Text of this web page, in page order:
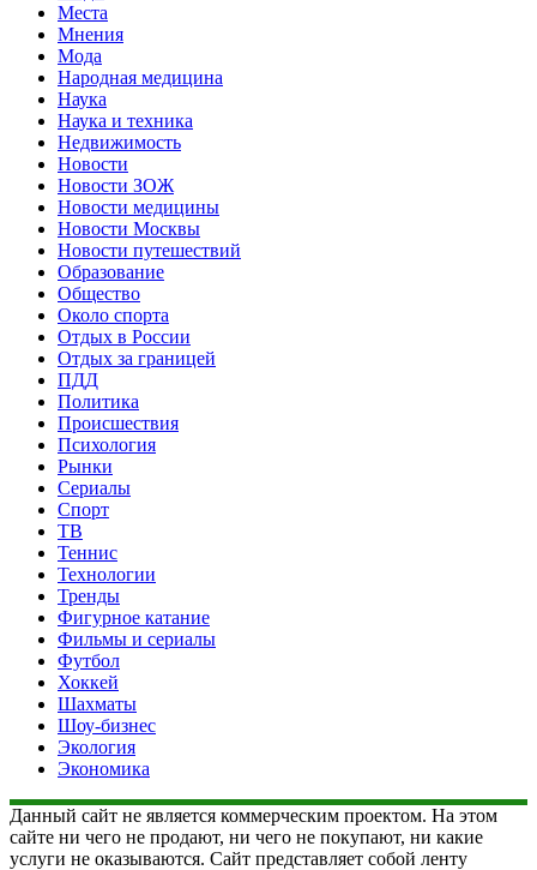
Места
Мнения
Мода
Народная медицина
Наука
Наука и техника
Недвижимость
Новости
Новости ЗОЖ
Новости медицины
Новости Москвы
Новости путешествий
Образование
Общество
Около спорта
Отдых в России
Отдых за границей
ПДД
Политика
Происшествия
Психология
Рынки
Сериалы
Спорт
ТВ
Теннис
Технологии
Тренды
Фигурное катание
Фильмы и сериалы
Футбол
Хоккей
Шахматы
Шоу-бизнес
Экология
Экономика
Данный сайт не является коммерческим проектом. На этом
сайте ни чего не продают, ни чего не покупают, ни какие
услуги не оказываются. Сайт представляет собой ленту